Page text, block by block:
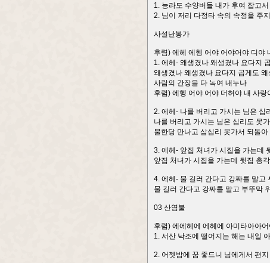
1. 능라도 수양버들 내가 후여 잡고
2. 님이 저리 다정타 속의 속정을 주
사설난봉가
후렴) 에헤 에헹 어야 어야어야 디야
1. 에헤- 왜생겼나 왜생겼나 요다지
왜생겼나 왜생겼나 요다지 곱게도
사람의 간장을 다 녹여 내누나
후렴) 에헹 어야 어야 더허야 내 사랑
2. 에헤- 나를 버리고 가시는 님은 십
나를 버리고 가시는 님은 십리도 못
불한당 만나고 삼십리 못가서 되돌아
3. 에헤- 앞집 처녀가 시집을 가는데
앞집 처녀가 시집을 가는데 뒷집 총
4. 에헤- 물 길러 간다고 강짜를 말고
물 길러 간다고 강짜를 말고 부뚜막
03 산염불
후렴) 에에헤에 에헤에 아미타아아
1. 서산 낙조에 떨어지는 해는 내일
2. 어젯밤에 꿈 좋드니 님에게서 편